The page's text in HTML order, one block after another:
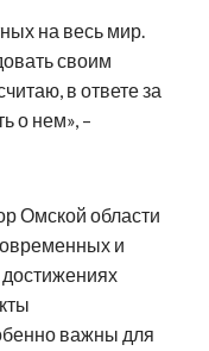
на весь мир.
своим
в ответе за
о нем», –
Омской области
и
важны для